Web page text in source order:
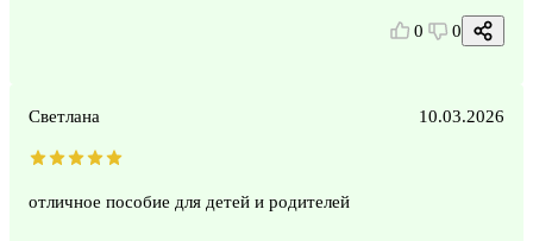
0 0
Светлана 10.03.2026
отличное пособие для детей и родителей